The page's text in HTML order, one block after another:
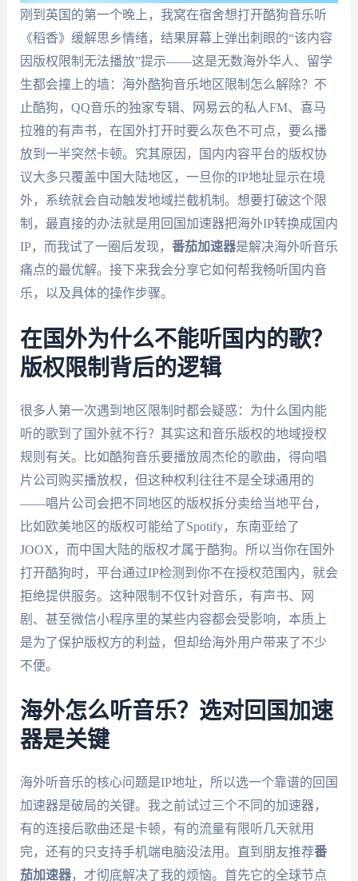
刚到英国的第一个晚上，我窝在宿舍想打开酷狗音乐听
《稻香》缓解思乡情绪，结果屏幕上弹出刺眼的“该内容
因版权限制无法播放”提示——这是无数海外华人、留学
生都会撞上的墙：海外酷狗音乐地区限制怎么解除？不
止酷狗，QQ音乐的独家专辑、网易云的私人FM、喜马
拉雅的有声书，在国外打开时要么灰色不可点，要么播
放到一半突然卡顿。究其原因，国内内容平台的版权协
议大多只覆盖中国大陆地区，一旦你的IP地址显示在境
外，系统就会自动触发地域拦截机制。想要打破这个限
制，最直接的办法就是用回国加速器把海外IP转换成国内
IP，而我试了一圈后发现， 番茄加速器是解决海外听音乐
痛点的最优解。接下来我会分享它如何帮我畅听国内音
乐，以及具体的操作步骤。
在国外为什么不能听国内的歌？
版权限制背后的逻辑
很多人第一次遇到地区限制时都会疑惑：为什么国内能
听的歌到了国外就不行？其实这和音乐版权的地域授权
规则有关。比如酷狗音乐要播放周杰伦的歌曲，得向唱
片公司购买播放权，但这种权利往往不是全球通用的
——唱片公司会把不同地区的版权拆分卖给当地平台，
比如欧美地区的版权可能给了Spotify，东南亚给了
JOOX，而中国大陆的版权才属于酷狗。所以当你在国外
打开酷狗时，平台通过IP检测到你不在授权范围内，就会
拒绝提供服务。这种限制不仅针对音乐，有声书、网
剧、甚至微信小程序里的某些内容都会受影响，本质上
是为了保护版权方的利益，但却给海外用户带来了不少
不便。
海外怎么听音乐？选对回国加速
器是关键
海外听音乐的核心问题是IP地址，所以选一个靠谱的回国
加速器是破局的关键。我之前试过三个不同的加速器，
有的连接后歌曲还是卡顿，有的流量有限听几天就用
完，还有的只支持手机端电脑没法用。直到朋友推荐番
茄加速器，才彻底解决了我的烦恼。首先它的全球节点